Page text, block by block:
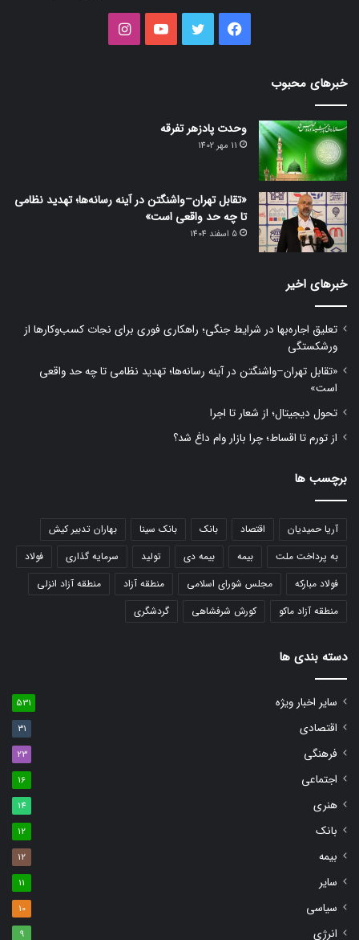
فیس
توییتر یوتیوب
خبرهای محبوب
وحدت پادزهر تفرقه
11 مهر 1402
«تقابل تهران–واشنگتن در آینه رسانه‌ها؛ تهدید نظامی
تا چه حد واقعی است»
5 اسفند 1404
خبرهای اخیر
تعلیق اجاره‌بها در شرایط جنگی؛ راهکاری فوری برای نجات کسب‌وکارها از
ورشکستگی
«تقابل تهران–واشنگتن در آینه رسانه‌ها؛ تهدید نظامی تا چه حد واقعی
است»
تحول دیجیتال؛ از شعار تا اجرا
از تورم تا اقساط؛ چرا بازار وام داغ شد؟
برچسب ها
آریا حمیدیان اقتصاد بانک بانک سینا
بهاران تدبیر کیش
به پرداخت ملت
بیمه بیمه دی تولید سرمایه گذاری
فولاد
فولاد مبارکه
مجلس شورای اسلامی منطقه آزاد
منطقه آزاد انزلی
منطقه آزاد ماکو
کورش شرفشاهی گردشگری
دسته بندی ها
سایر اخبار ویژه 531
اقتصادی 31
فرهنگی 23
اجتماعی 16
هنری 14
بانک 12
بیمه 12
سایر 11
سیاسی 10
انرژی 9